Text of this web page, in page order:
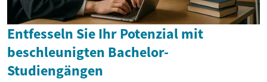
Entfesseln Sie Ihr Potenzial mit
beschleunigten Bachelor-
Studiengängen